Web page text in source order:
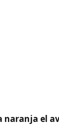
naranja el